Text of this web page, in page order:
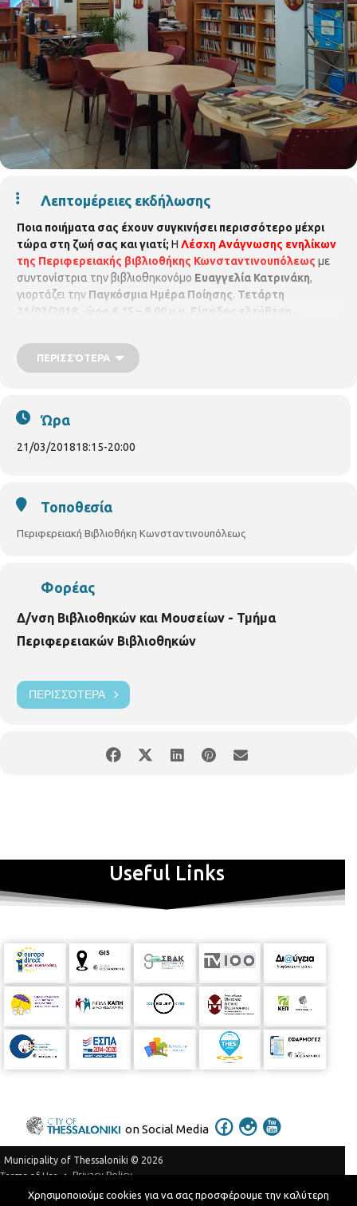
Λεπτομέρειες εκδήλωσης
Ποια ποιήματα σας έχουν συγκινήσει περισσότερο μέχρι
τώρα στη ζωή σας και γιατί; Η Λέσχη Ανάγνωσης ενηλίκων
της Περιφερειακής βιβλιοθήκης Κωνσταντινουπόλεως με
συντονίστρια την βιβλιοθηκονόμο Ευαγγελία Κατρινάκη,
γιορτάζει την Παγκόσμια Ημέρα Ποίησης. Τετάρτη
21/03/2018, ώρα 6.15 – 8.00 μ.μ.
Είσοδος ελεύθερη.
Βιβλιοθήκη Κωνσταντινουπόλεως.
2310-315100)
ΠΕΡΙΣΣΌΤΕΡΑ
Ώρα
21/03/201818:15-20:00
Τοποθεσία
Περιφερειακή Βιβλιοθήκη Κωνσταντινουπόλεως
Φορέας
Δ/νση Βιβλιοθηκών και Μουσείων - Τμήμα
Περιφερειακών Βιβλιοθηκών
ΠΕΡΙΣΣΌΤΕΡΑ
Useful Links
on Social Media
Municipality of Thessaloniki © 2026
Terms of Use
Privacy Policy
Telephone Catalog
Χρησιμοποιούμε cookies για να σας προσφέρουμε την καλύτερη